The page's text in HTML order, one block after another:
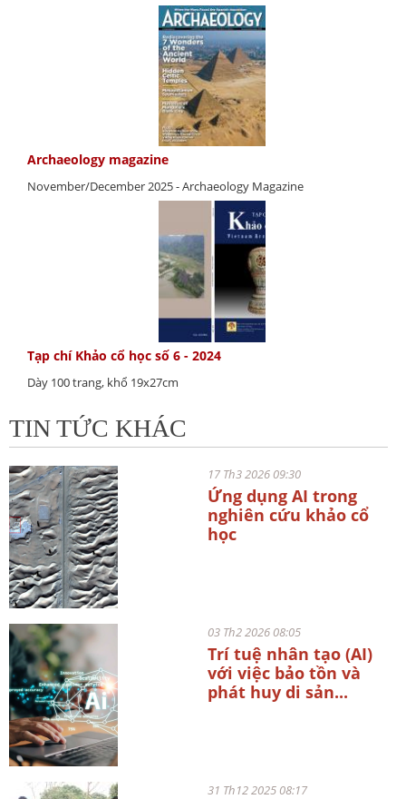
Archaeology magazine
November/December 2025 - Archaeology Magazine
Tạp chí Khảo cổ học số 6 - 2024
Dày 100 trang, khổ 19x27cm
TIN TỨC KHÁC
17 Th3 2026 09:30
Ứng dụng AI trong
nghiên cứu khảo cổ
học
03 Th2 2026 08:05
Trí tuệ nhân tạo (AI)
với việc bảo tồn và
phát huy di sản...
31 Th12 2025 08:17